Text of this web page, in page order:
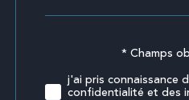
défaut
Validation
* Champs
j'ai pris connaissance
confidentialité et des